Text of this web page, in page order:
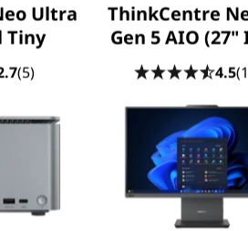
Das
Bilder
All-in-
Ultra
Tiny
(5)
ThinkCentre
Gen 5 AIO
4.5